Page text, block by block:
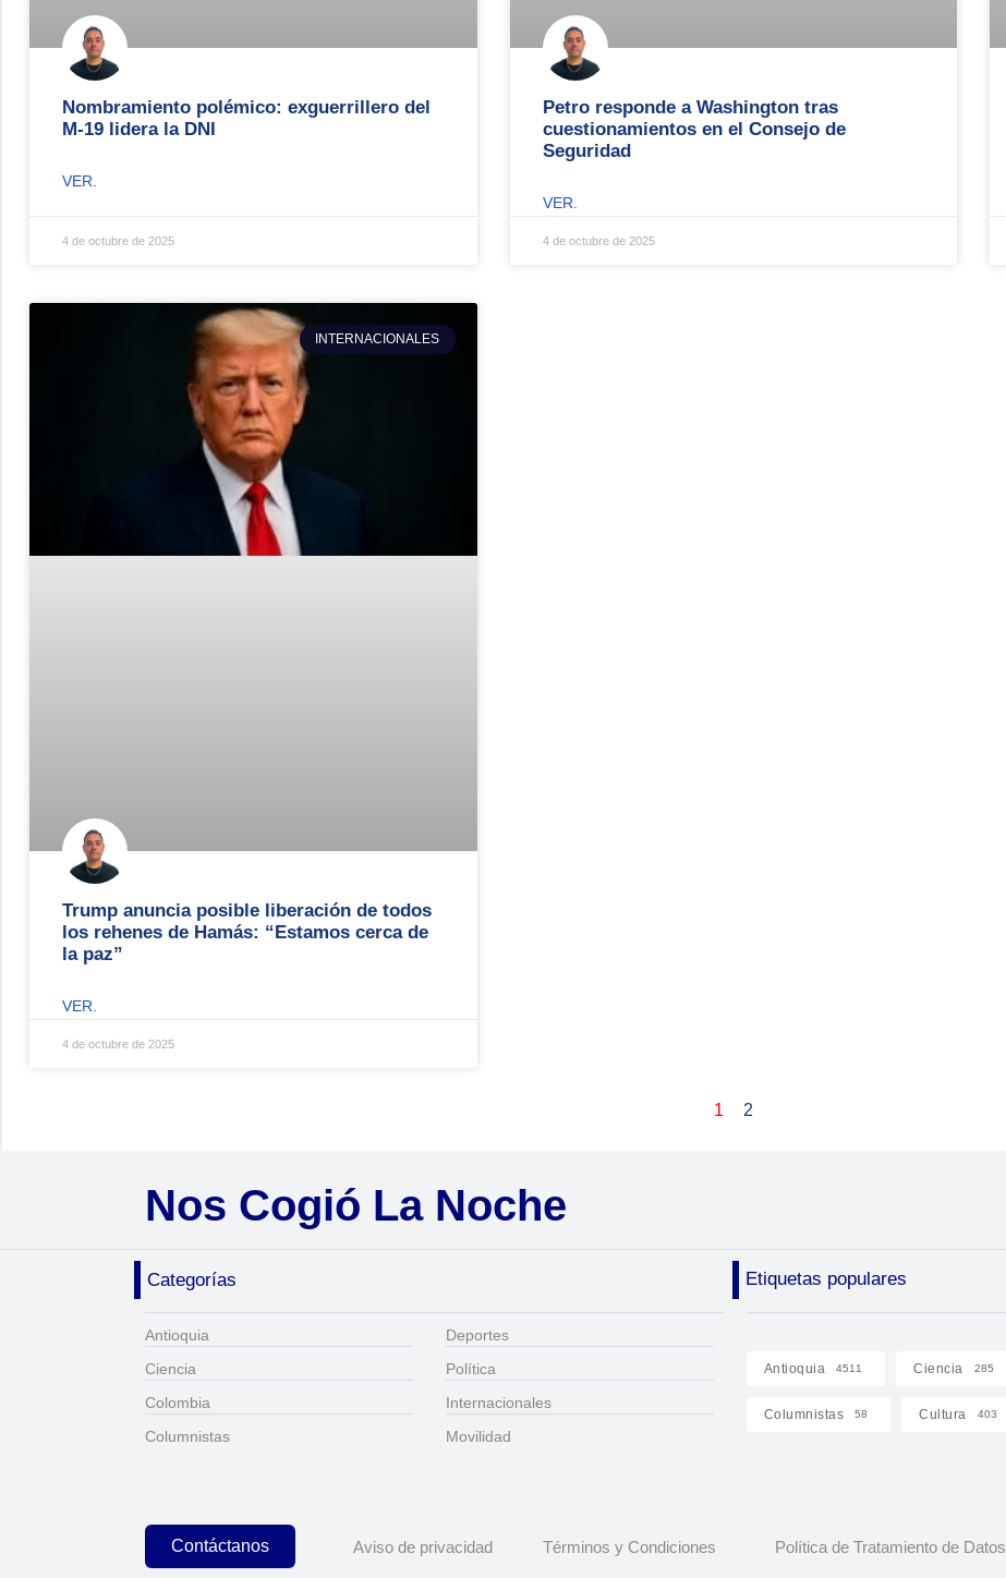
Nombramiento polémico: exguerrillero del
M-19 lidera la DNI
VER.
4 de octubre de 2025
Petro responde a Washington tras
cuestionamientos en el Consejo de
Seguridad
VER.
4 de octubre de 2025
INTERNACIONALES
Trump anuncia posible liberación de todos
los rehenes de Hamás: “Estamos cerca de
la paz”
VER.
4 de octubre de 2025
1 2
Nos Cogió La Noche
Categorías Etiquetas populares
Antioquia
Ciencia
Colombia
Columnistas
Deportes
Política
Internacionales
Movilidad
Antioquia 4511 Ciencia 285
Columnistas 58 Cultura 403
Contáctanos Aviso de privacidad Términos y Condiciones Política de Tratamiento de Datos